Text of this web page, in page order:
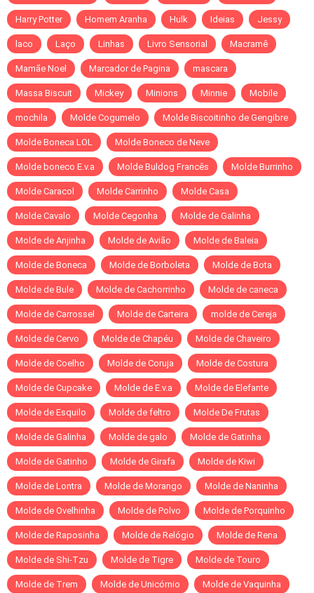
Harry Potter Homem Aranha Hulk Ideias Jessy
laco Laço Linhas Livro Sensorial Macramê
Mamãe Noel Marcador de Pagina mascara
Massa Biscuit Mickey Minions Minnie Mobile
mochila Molde Cogumelo Molde Biscoitinho de Gengibre
Molde Boneca LOL Molde Boneco de Neve
Molde boneco E.v.a Molde Buldog Francês Molde Burrinho
Molde Caracol Molde Carrinho Molde Casa
Molde Cavalo Molde Cegonha Molde de Galinha
Molde de Anjinha Molde de Avião Molde de Baleia
Molde de Boneca Molde de Borboleta Molde de Bota
Molde de Bule Molde de Cachorrinho Molde de caneca
Molde de Carrossel Molde de Carteira molde de Cereja
Molde de Cervo Molde de Chapéu Molde de Chaveiro
Molde de Coelho Molde de Coruja Molde de Costura
Molde de Cupcake Molde de E.v.a Molde de Elefante
Molde de Esquilo Molde de feltro Molde De Frutas
Molde de Galinha Molde de galo Molde de Gatinha
Molde de Gatinho Molde de Girafa Molde de Kiwi
Molde de Lontra Molde de Morango Molde de Naninha
Molde de Ovelhinha Molde de Polvo Molde de Porquinho
Molde de Raposinha Molde de Relógio Molde de Rena
Molde de Shi-Tzu Molde de Tigre Molde de Touro
Molde de Trem Molde de Unicórnio Molde de Vaquinha